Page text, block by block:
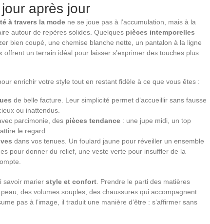
après jour
à travers la mode ne se joue pas à l’accumulation, mais à la
autour de repères solides. Quelques pièces intemporelles
bien coupé, une chemise blanche nette, un pantalon à la ligne
offrent un terrain idéal pour laisser s’exprimer des touches plus
enrichir votre style tout en restant fidèle à ce que vous êtes :
de belle facture. Leur simplicité permet d’accueillir sans fausse
ou inattendus.
parcimonie, des pièces tendance : une jupe midi, un top
le regard.
dans vos tenues. Un foulard jaune pour réveiller un ensemble
pour donner du relief, une veste verte pour insuffler de la
savoir marier style et confort . Prendre le parti des matières
des volumes souples, des chaussures qui accompagnent
pas à l’image, il traduit une manière d’être : s’affirmer sans